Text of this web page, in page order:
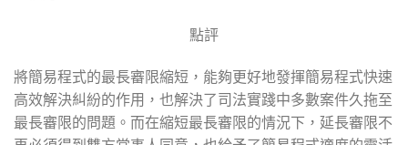
點評
將簡易程式的最長審限縮短，能夠更好地發揮簡易程式快速
高效解決糾紛的作用，也解決了司法實踐中多數案件久拖至
最長審限的問題。而在縮短最長審限的情況下，延長審限不